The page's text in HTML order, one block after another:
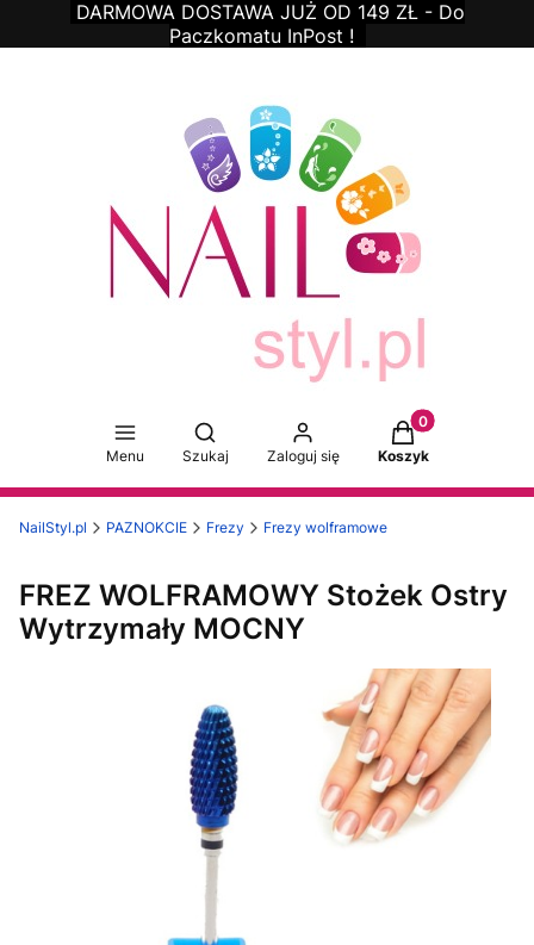
DARMOWA DOSTAWA JUŻ OD 149 ZŁ - Do
Paczkomatu InPost !
Menu
Otwórz wyszukiwarkę
Szukaj Zaloguj się
Produkty w
Koszyk
NailStyl.pl PAZNOKCIE Frezy Frezy wolframowe
FREZ WOLFRAMOWY Stożek Ostry
Wytrzymały MOCNY